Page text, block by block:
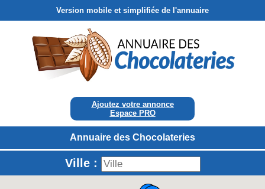
Version mobile et simplifiée de l'annuaire
Ajoutez votre annonce
Espace PRO
Annuaire des Chocolateries
Ville :